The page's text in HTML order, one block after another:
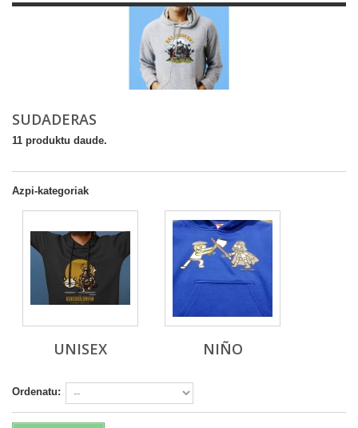
SUDADERAS
11 produktu daude.
Azpi-kategoriak
UNISEX NIÑO
Ordenatu: